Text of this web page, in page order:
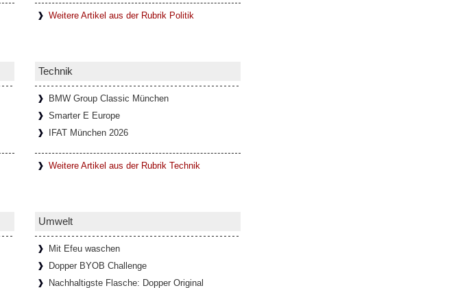
Weitere Artikel aus der Rubrik Politik
Technik
BMW Group Classic München
Smarter E Europe
IFAT München 2026
Weitere Artikel aus der Rubrik Technik
Umwelt
Mit Efeu waschen
Dopper BYOB Challenge
Nachhaltigste Flasche: Dopper Original